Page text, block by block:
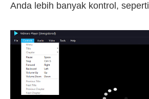
Anda lebih banyak kontrol, seperti